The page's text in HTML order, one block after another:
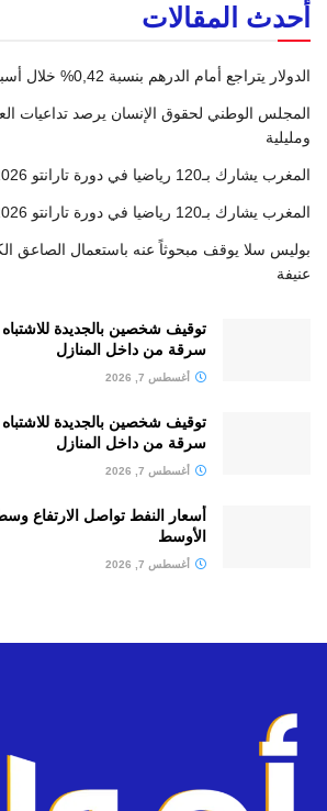
أحدث المقالات
الدولار يتراجع أمام الدرهم بنسبة 0,42% خلال أسبوع
المجلس الوطني لحقوق الإنسان يرصد تداعيات
ومليلية
المغرب يشارك بـ120 رياضيا في دورة تارانتو 2026
المغرب يشارك بـ120 رياضيا في دورة تارانتو 2026
بوليس سلا يوقف مبحوثاً عنه باستعمال الصاعق
عنيفة
توقيف شخصين بالجديدة
سرقة من داخل المنازل
أغسطس 7, 2026
توقيف شخصين بالجديدة
سرقة من داخل المنازل
أغسطس 7, 2026
أسعار النفط تواصل الارتفاع
الأوسط
أغسطس 7, 2026